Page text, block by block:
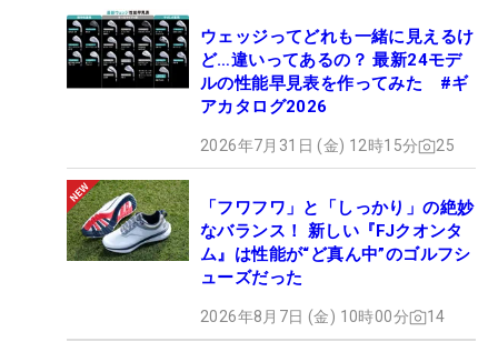
ウェッジってどれも一緒に見えるけ
ど…違いってあるの？ 最新24モデ
ルの性能早見表を作ってみた #ギ
アカタログ2026
2026年7月31日 (金) 12時15分 25
「フワフワ」と「しっかり」の絶妙
なバランス！ 新しい『FJクオンタ
ム』は性能が“ど真ん中”のゴルフシ
ューズだった
2026年8月7日 (金) 10時00分 14